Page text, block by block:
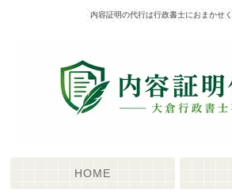
内容証明の代行は行政書士におまかせく
HOME